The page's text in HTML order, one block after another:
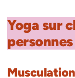
Yoga sur